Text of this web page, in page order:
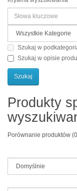
Szukaj w
Szukaj w opisie
Produkty
Porównanie produktów